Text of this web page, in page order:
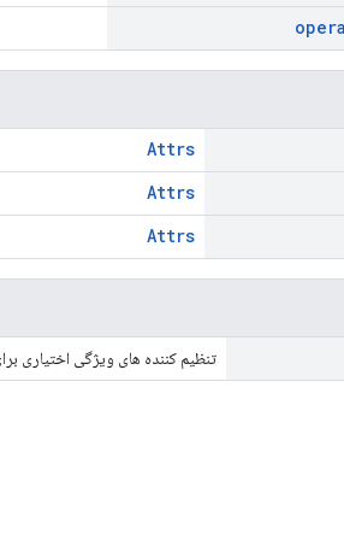
Attrs
Attrs
Attrs
تنظیم کننده های ویژگی اختیاری